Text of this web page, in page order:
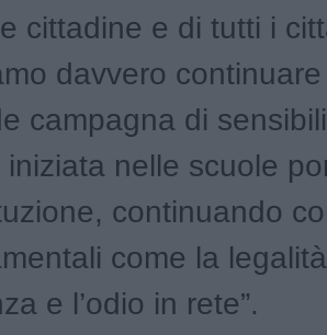
cittadine e di tutti i
davvero
campagna di
iniziata nelle scuole
continuando
come la
e l’odio in rete”.